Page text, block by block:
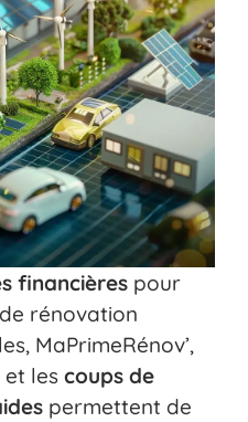
financières pour
de rénovation
MaPrimeRénov’,
et les coups de
permettent de